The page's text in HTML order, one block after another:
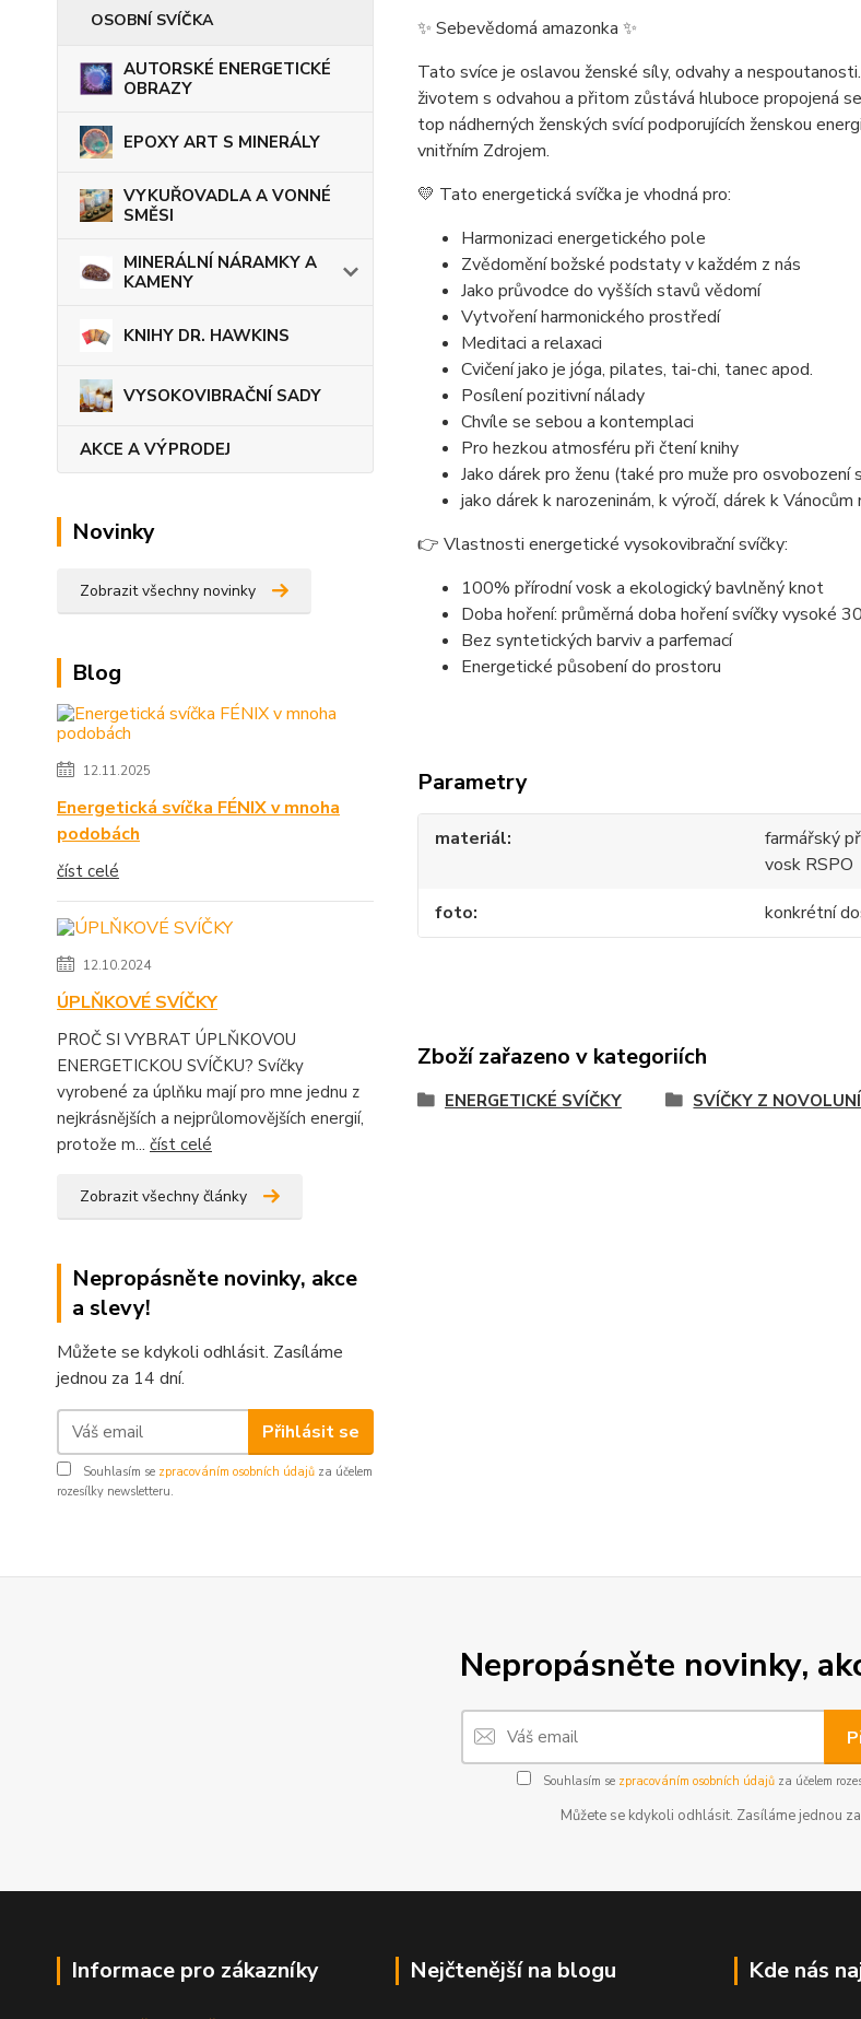
OSOBNÍ SVÍČKA
AUTORSKÉ ENERGETICKÉ
OBRAZY
EPOXY ART S MINERÁLY
VYKUŘOVADLA A VONNÉ
SMĚSI
MINERÁLNÍ NÁRAMKY A
KAMENY
KNIHY DR. HAWKINS
VYSOKOVIBRAČNÍ SADY
AKCE A VÝPRODEJ
Novinky
Zobrazit všechny novinky
Blog
12.11.2025
Energetická svíčka FÉNIX v mnoha
podobách
číst celé
12.10.2024
ÚPLŇKOVÉ SVÍČKY
PROČ SI VYBRAT ÚPLŇKOVOU
ENERGETICKOU SVÍČKU? Svíčky
vyrobené za úplňku mají pro mne jednu z
nejkrásnějších a nejprůlomovějších energií,
protože m... číst celé
Zobrazit všechny články
Nepropásněte novinky, akce
a slevy!
Můžete se kdykoli odhlásit. Zasíláme
jednou za 14 dní.
Přihlásit se
Souhlasím se zpracováním osobních údajů za účelem
rozesílky newsletteru.
✨ Sebevědomá amazonka ✨
Tato svíce je oslavou ženské síly, odvahy a
životem s odvahou a přitom zůstává hluboce propojená
top nádherných ženských svící podporujících ženskou
vnitřním Zdrojem.
💛 Tato energetická svíčka je vhodná pro:
Harmonizaci energetického pole
Zvědomění božské podstaty v každém z nás
Jako průvodce do vyšších stavů vědomí
Vytvoření harmonického prostředí
Meditaci a relaxaci
Cvičení jako je jóga, pilates, tai-chi, tanec apod.
Posílení pozitivní nálady
Chvíle se sebou a kontemplaci
Pro hezkou atmosféru při čtení knihy
Jako dárek pro ženu (také pro muže pro osvobození
jako dárek k narozeninám, k výročí, dárek k
👉 Vlastnosti energetické vysokovibrační svíčky:
100% přírodní vosk a ekologický bavlněný knot
Doba hoření: průměrná doba hoření svíčky vysoké
Bez syntetických barviv a parfemací
Energetické působení do prostoru
Parametry
materiál
farmářský
vosk RSPO
foto
konkrétní
Zboží zařazeno v kategoriích
ENERGETICKÉ SVÍČKY SVÍČKY Z NOVOLUNÍ
Nepropásněte novinky,
Souhlasím se zpracováním osobních údajůza účelem
Můžete se kdykoli odhlásit. Zasíláme jednou
Informace pro zákazníky Nejčtenější na blogu Kde nás